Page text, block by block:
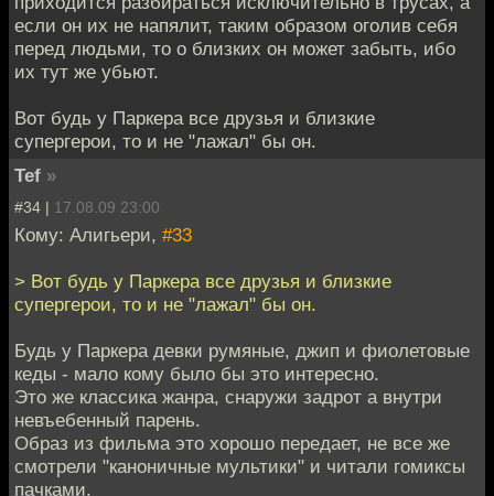
если он их не напялит, таким образом оголив себя
перед людьми, то о близких он может забыть, ибо
их тут же убьют.
Вот будь у Паркера все друзья и близкие
супергерои, то и не "лажал" бы он.
Tef »
#34 | 17.08.09 23:00
Кому: Алигьери, #33
> Вот будь у Паркера все друзья и близкие
супергерои, то и не "лажал" бы он.
Будь у Паркера девки румяные, джип и фиолетовые
кеды - мало кому было бы это интересно.
Это же классика жанра, снаружи задрот а внутри
невъебенный парень.
Образ из фильма это хорошо передает, не все же
смотрели "каноничные мультики" и читали гомиксы
пачками.